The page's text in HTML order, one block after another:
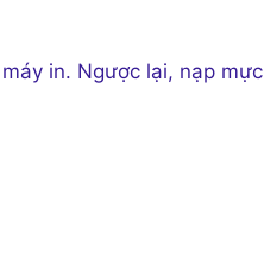
in. Ngược lại, nạp mực